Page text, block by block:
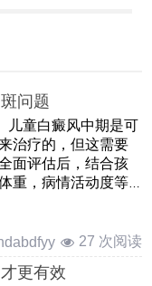
问题
儿童白癜风中期是可
治疗的，但这需要
面评估后，结合孩
重，病情活动度等
27 次阅读
更有效